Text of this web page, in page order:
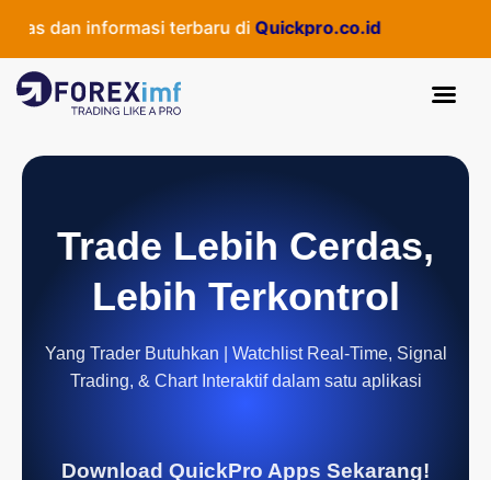
dan informasi terbaru diQuickpro.co.id
Trade Lebih Cerdas,
Lebih Terkontrol
Yang Trader Butuhkan | Watchlist Real-Time, Signal
Trading, & Chart Interaktif dalam satu aplikasi
Download QuickPro Apps Sekarang!